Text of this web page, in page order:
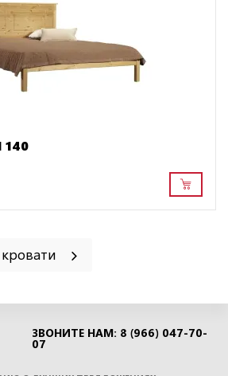
140
ЗВОНИТЕ НАМ: 8 (966) 047-70-
07